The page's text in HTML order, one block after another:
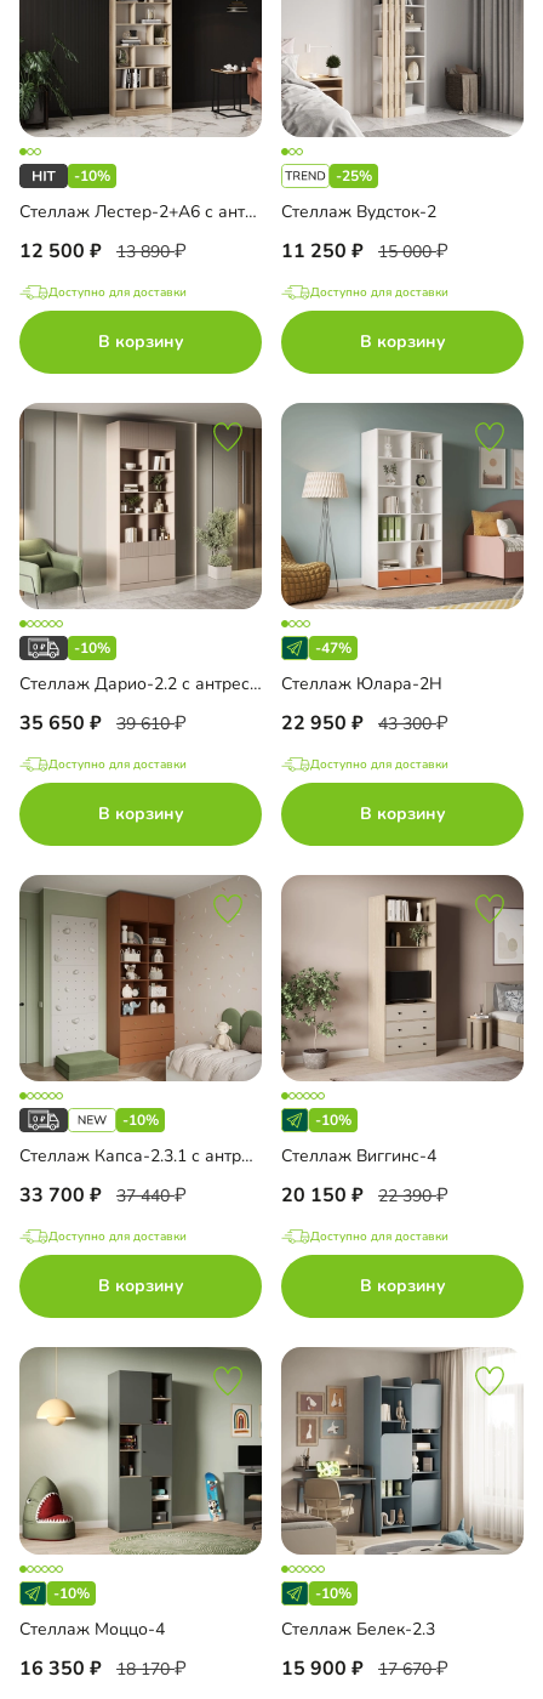
-10%
Стеллаж Лестер-2+А6 с антресолью
12 500 13 890
Доступно для доставки
В корзину
-25%
Стеллаж Вудсток-2
11 250 15 000
Доступно для доставки
В корзину
-10%
Стеллаж Дарио-2.2 с антресолью
35 650 39 610
Доступно для доставки
В корзину
-47%
Стеллаж Юлара-2Н
22 950 43 300
Доступно для доставки
В корзину
-10%
Стеллаж Капса-2.3.1 с антресолью
33 700 37 440
Доступно для доставки
В корзину
-10%
Стеллаж Виггинс-4
20 150 22 390
Доступно для доставки
В корзину
-10%
Стеллаж Моццо-4
16 350 18 170
-10%
Стеллаж Белек-2.3
15 900 17 670